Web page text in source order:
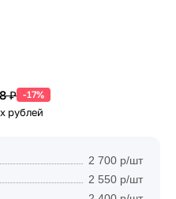
₽ -17%
рублей
2 700 р/шт
2 550 р/шт